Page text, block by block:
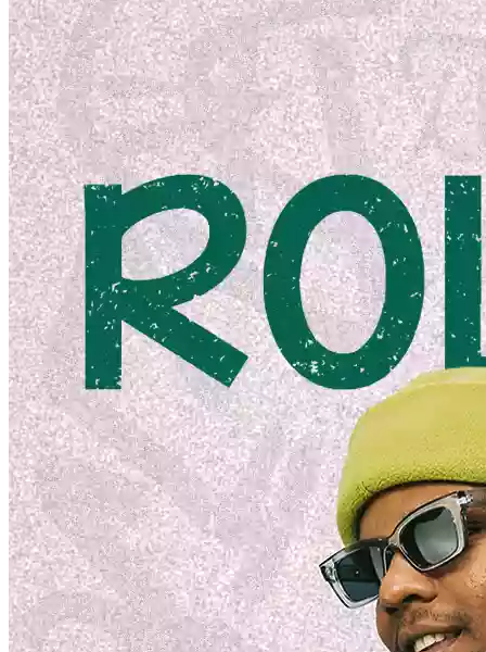
LoginEvenement promoten